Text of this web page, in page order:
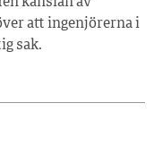
att ingenjörerna i
sak.